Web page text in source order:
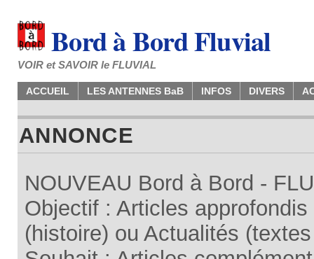
Bord à Bord Fluvial
VOIR et SAVOIR le FLUVIAL
ACCUEIL LES ANTENNES BaB INFOS DIVERS
ANNONCE
NOUVEAU Bord à Bord -
Objectif : Articles
(histoire) ou Actualités